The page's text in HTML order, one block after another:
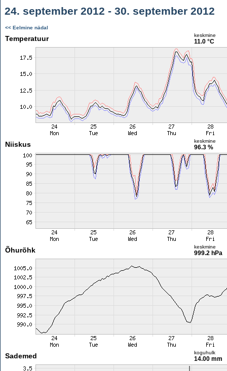
24. september 2012 - 30. september 2012
<< Eelmine nädal
Temperatuur keskmine
11.0 °C
Niiskus keskmine
96.3 %
Õhurõhk keskmine
999.2 hPa
Sademed koguhulk
14.00 mm